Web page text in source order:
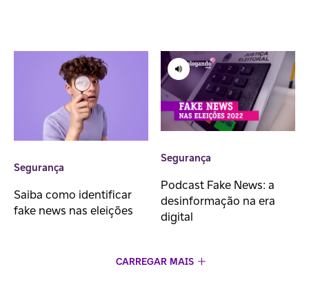
Segurança
Saiba como identificar
fake news nas eleições
Segurança
Podcast Fake News: a
desinformação na era
digital
CARREGAR MAIS